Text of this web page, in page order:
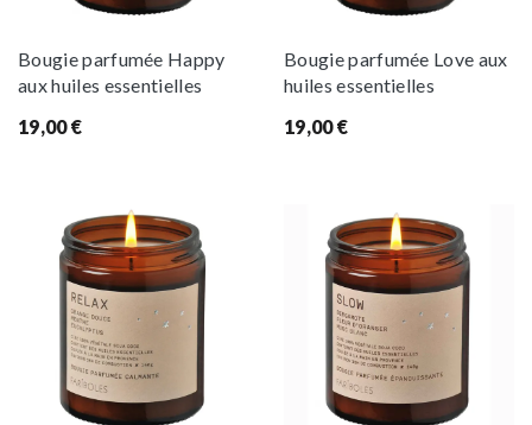
Bougie parfumée Happy
aux huiles essentielles
19,00€
Bougie parfumée Love aux
huiles essentielles
19,00€